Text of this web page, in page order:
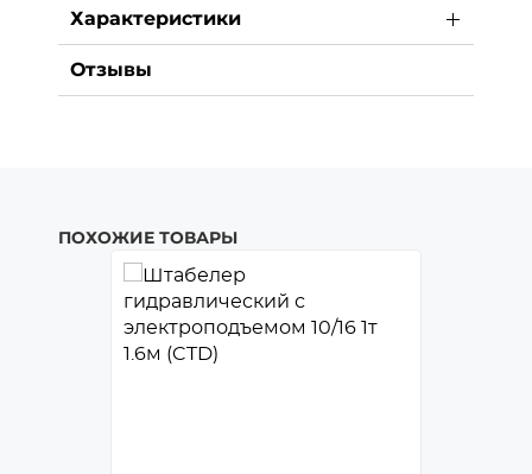
Характеристики
Отзывы
ПОХОЖИЕ ТОВАРЫ